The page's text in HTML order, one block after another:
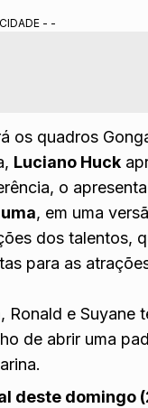
- -
os quadros
Luciano Huck
o
, em uma
dos talentos,
para as
e Suyane
de abrir uma
deste domingo